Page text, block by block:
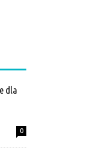
dla
0